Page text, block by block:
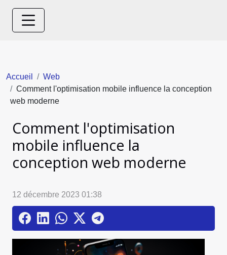
Accueil
Web
Comment l'optimisation mobile influence la conception
web moderne
Comment l'optimisation
mobile influence la
conception web moderne
12 décembre 2023 01:38